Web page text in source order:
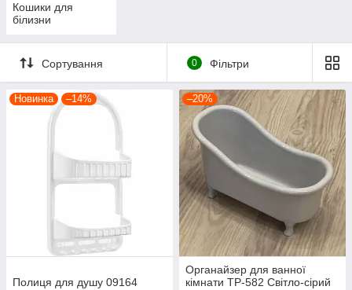
Кошики для
білизни
Сортування 0 Фільтри
Новинка –14%
Полиця для душу 09164
–20%
Органайзер для ванної
кімнати ТР-582 Світло-сірий